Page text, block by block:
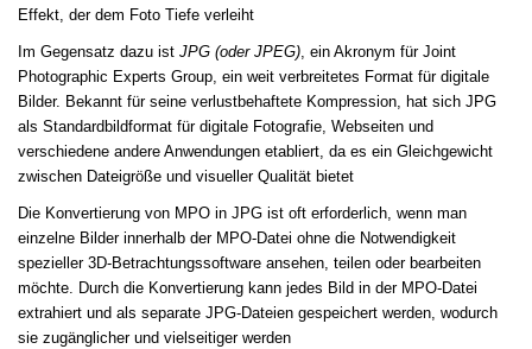
Effekt, der dem Foto Tiefe verleiht
Im Gegensatz dazu ist JPG (oder JPEG), ein Akronym für Joint
Photographic Experts Group, ein weit verbreitetes Format für digitale
Bilder. Bekannt für seine verlustbehaftete Kompression, hat sich JPG
als Standardbildformat für digitale Fotografie, Webseiten und
verschiedene andere Anwendungen etabliert, da es ein Gleichgewicht
zwischen Dateigröße und visueller Qualität bietet
Die Konvertierung von MPO in JPG ist oft erforderlich, wenn man
einzelne Bilder innerhalb der MPO-Datei ohne die Notwendigkeit
spezieller 3D-Betrachtungssoftware ansehen, teilen oder bearbeiten
möchte. Durch die Konvertierung kann jedes Bild in der MPO-Datei
extrahiert und als separate JPG-Dateien gespeichert werden, wodurch
sie zugänglicher und vielseitiger werden